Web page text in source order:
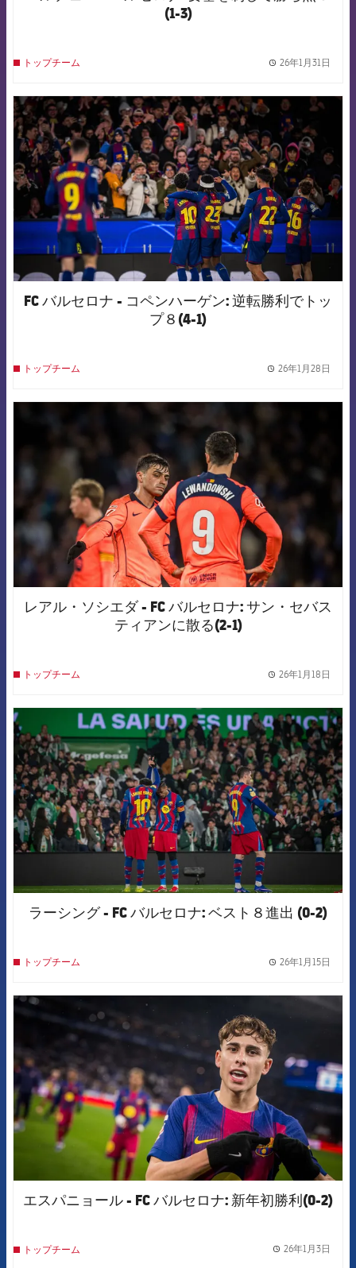
(1-3)
トップチーム 26年1月31日
FCB Barcelona badge
FC バルセロナ - コペンハーゲン: 逆転勝利でトッ
プ８(4-1)
トップチーム 26年1月28日
レアル・ソシエダ - FC バルセロナ: サン・セバス
ティアンに散る(2-1)
トップチーム 26年1月18日
FCB Barcelona badge
ラーシング - FC バルセロナ: ベスト８進出 (0-2)
トップチーム 26年1月15日
FCB Barcelona badge
エスパニョール - FC バルセロナ: 新年初勝利(0-2)
トップチーム 26年1月3日